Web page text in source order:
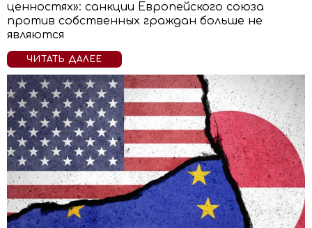
ценностях»: санкции Европейского союза
против собственных граждан больше не
являются
ЧИТАТЬ ДАЛЕЕ